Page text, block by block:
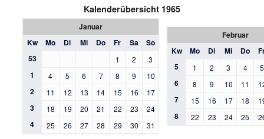
Kalenderübersicht 1965
Januar
Kw
Mo Di Mi Do Fr Sa
So
53
1 2 3
1 4 5 6 7 8 9 10
2 11 12 13 14 15 16 17
3 18 19 20 21 22 23 24
4 25 26 27 28 29 30 31
Februar
Kw
Mo Di Mi Do
5
1 2 3 4 5
6 8 9 10 11
7 15 16 17 18
8 22 23 24 25